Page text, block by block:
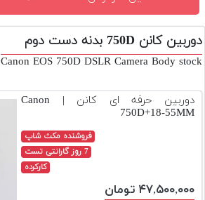
تجهیزات
و
اکسسوری
دوم
دوربین
دوربین کانن 750D بدنه دست دوم
Canon EOS 750D DSLR Camera Body stock
دوربین حرفه ای کانن | Canon
750D+18-55MM
فروشنده مکث شاپ
7 روز گارانتی تست
کارکرده
۴۷,۵۰۰,۰۰۰ تومان